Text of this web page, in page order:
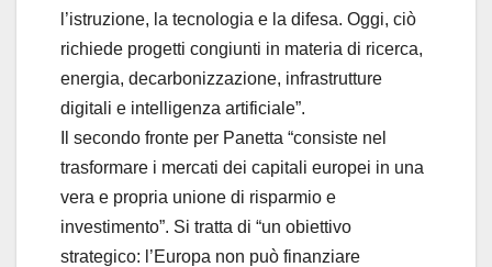
l’istruzione, la tecnologia e la difesa. Oggi, ciò
richiede progetti congiunti in materia di ricerca,
energia, decarbonizzazione, infrastrutture
digitali e intelligenza artificiale”.
Il secondo fronte per Panetta “consiste nel
trasformare i mercati dei capitali europei in una
vera e propria unione di risparmio e
investimento”. Si tratta di “un obiettivo
strategico: l’Europa non può finanziare